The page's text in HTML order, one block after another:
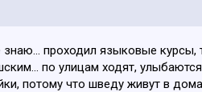
проходил языковые
по улицам ходят,
потому что шведу живут в